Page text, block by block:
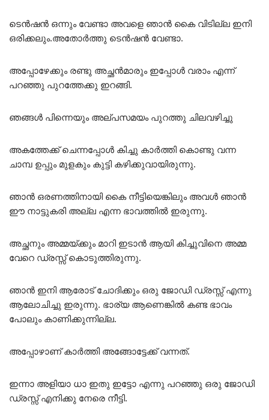
ടെൻഷൻ ഒന്നും വേണ്ടാ അവളെ ഞാൻ കൈ വിടില്ല ഇനി
ഒരിക്കലും.അതോർത്തു ടെൻഷൻ വേണ്ടാ.
അപ്പോഴേക്കും രണ്ടു അച്ഛൻമാരും ഇപ്പോൾ വരാം എന്ന്
പറഞ്ഞു പുറത്തേക്കു ഇറങ്ങി.
ഞങ്ങൾ പിന്നെയും അല്പസമയം പുറത്തു ചിലവഴിച്ചു
അകത്തേക്ക് ചെന്നപ്പോൾ കിച്ചു കാർത്തി കൊണ്ടു വന്ന
ചാമ്പ ഉപ്പും മുളകും കുട്ടി കഴിക്കുവായിരുന്നു.
ഞാൻ ഒരണത്തിനായി കൈ നീട്ടിയെങ്കിലും അവൾ ഞാൻ
ഈ നാട്ടുകരി അല്ല എന്ന ഭാവത്തിൽ ഇരുന്നു.
അച്ഛനും അമ്മയ്ക്കും മാറി ഇടാൻ ആയി കിച്ചുവിനെ അമ്മ
വേറെ ഡ്രസ്സ് കൊടുത്തിരുന്നു.
ഞാൻ ഇനി ആരോട് ചോദിക്കും ഒരു ജോഡി ഡ്രസ്സ് എന്നു
ആലോചിച്ചു ഇരുന്നു. ഭാര്യ ആണെങ്കിൽ കണ്ട ഭാവം
പോലും കാണിക്കുന്നില്ല.
അപ്പോഴാണ് കാർത്തി അങ്ങോട്ടേക്ക് വന്നത്.
ഇന്നാ അളിയാ ധാ ഇതു ഇട്ടോ എന്നു പറഞ്ഞു ഒരു ജോഡി
ഡ്രസ്സ് എനിക്കു നേരെ നീട്ടി.